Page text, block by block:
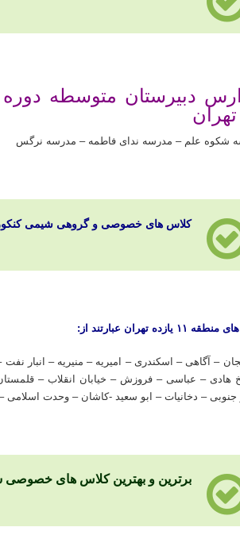
دبیرستان متوسطه دوره
شکوه علم – مدرسه ندای فاطمه – مدرسه نرگس
کلاس های خصوصی و گروهی شیمی کنکور و
۱۱ یازده تهران عبارتند از:
– آگاهی – اسکندری – امیریه – منیریه –
هادی – عباسی – فروزش – خیابان انقلاب –
جنوبی – دخانیات – ابو سعید -کاشان – وحدت اسلامی
برترین و بهترین کلاس های خصوصی شیمی